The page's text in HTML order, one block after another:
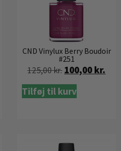
CND Vinylux Berry Boudoir
#251
125,00kr. 100,00 kr.
Tilføj til kurv